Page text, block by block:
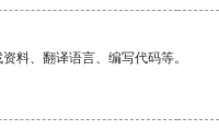
料、翻译语言、编写代码等。